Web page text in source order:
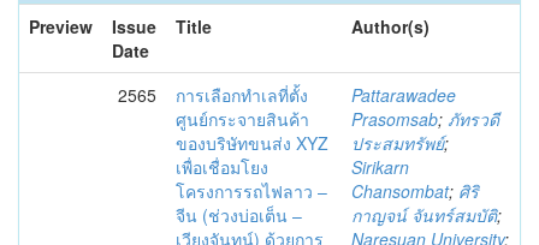
Preview
Issue
Date
Title Author(s)
2565
การเลือกทำเลที่ตั้ง
ศูนย์กระจายสินค้า
ของบริษัทขนส่ง XYZ
เพื่อเชื่อมโยง
โครงการรถไฟลาว –
จีน (ช่วงบ่อเต็น –
เวียงจันทน์) ด้วยการ
Pattarawadee
Prasomsab; ภัทรวดี
ประสมทรัพย์;
Sirikarn
Chansombat; ศิริ
กาญจน์ จันทร์สมบัติ;
Naresuan University;